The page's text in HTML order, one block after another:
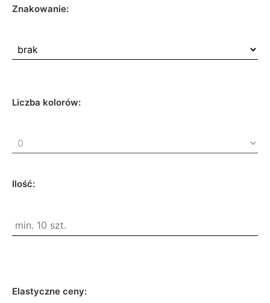
Znakowanie:
Liczba kolorów:
Ilość:
Elastyczne ceny: